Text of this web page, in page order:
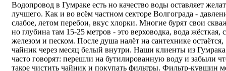
Водопровод в Гумраке есть но качество воды оставляет
лучшего. Как и во всём частном секторе Волгограда -
слабое, летом перебои, вкус хлорки. Многие бурят свои
но глубина там 15-25 метров - это верховодка, вода жёсткая, с
железом и песком. После душа налёт на сантехнике остаётся,
чайник через месяц белый внутри. Наши клиенты из Гумрака
часто говорят: перешли на бутилированную воду и забыли
такое чистить чайник и покупать фильтры. Фильтр-кувшин